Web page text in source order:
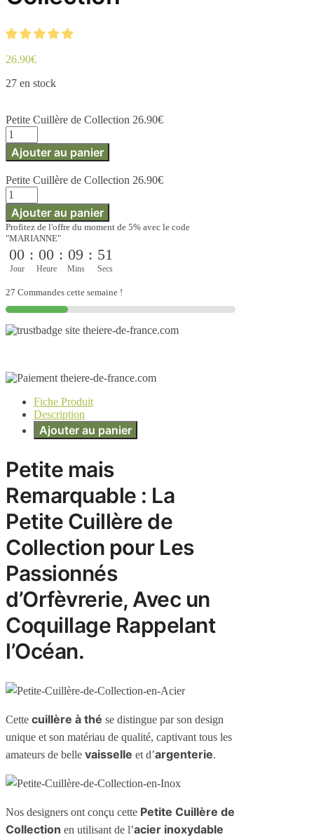
26.90€
27 en stock
Petite Cuillère de Collection 26.90€
quantité
de
Petite
de
Collection
Ajouter au panier
Petite Cuillère de Collection 26.90€
quantité
de
Petite
Cuillère
de
Collection
Ajouter au panier
Profitez de l'offre du moment de 5% avec le code
"MARIANNE"
00
Jour
: 00
Heure
: 09
Mins
: 51
Secs
27 Commandes cette semaine !
Fiche Produit
Description
Ajouter au panier
Petite mais
Remarquable : La
Petite Cuillère de
Collection pour Les
Passionnés
d’Orfèvrerie, Avec un
Coquillage Rappelant
l’Océan.
Cette cuillère à thé se distingue par son design
unique et son matériau de qualité, captivant tous les
amateurs de belle vaisselle et d’argenterie.
Nos designers ont conçu cette Petite Cuillère de
Collection en utilisant de l’acier inoxydable